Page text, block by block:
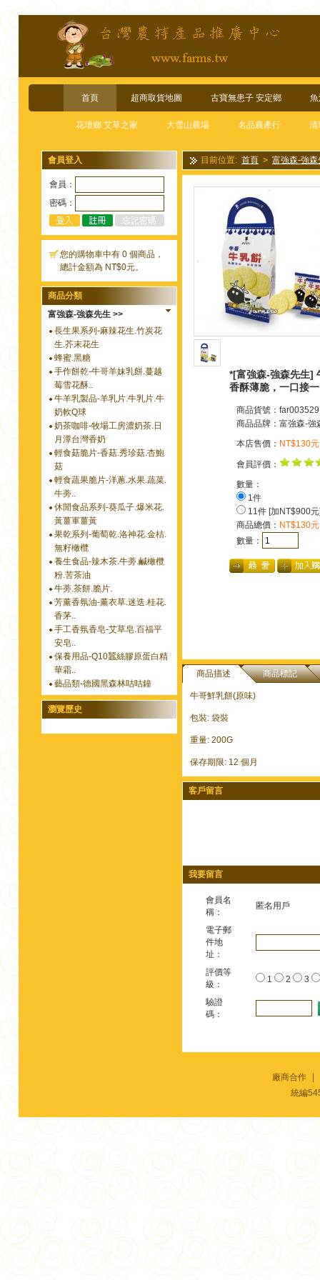
首頁 超商取貨地圖 古寶無患子 安定鄉
花壇鄉 艾草之家 大雪山農場 名品農產行 清
會員登入
會員：
密碼：
您的購物車中有 0 個商品，
總計金額為 NT$0元。
商品分類
富強森-強森先生 >>
長生果系列-麻辣花生.竹炭花
生.芥末花生
蜂蜜.黑糖
手作餅乾-牛哥羊妹乳餅.蔓越
莓雪花酥..
牛羊乳製品-羊乳片.牛乳片.牛
奶軟Q球
奶茶咖啡-牧場工房濃奶茶.日
月潭台灣香奶
輕食菇脆片-香菇.秀珍菇.杏鮑
菇
輕食蔬果脆片-洋蔥.水果.蔬菜.
牛蒡..
休閒食品系列-葵瓜子.爆米花.
黃薑軍薑黃
果乾系列-葡萄乾.洛神花.金桔.
無籽橄欖
養生食品-辣木茶.牛蒡.鹹橄欖
粉.苦茶油
牛蒡.茶餅.脆片.
芳薰香氛油-薰衣草.迷迭.桂花.
香茅..
手工香氛香皂-艾草皂.百福平
安皂..
保養用品-Q10蠶絲膠原蛋白精
華霜..
藝品類-德國黑森林咕咕鐘
瀏覽歷史
目前位置: 首頁 > 富強森-強森
餅)200公克(小)*1盒/~品嘗單
*[富強森-強森先生]
香酥薄脆，一口接
商品貨號：far003529
商品品牌： 富強森-強
本店售價： NT$130元
會員評價：
數量：
1件
11件 [加NT$900
商品總價： NT$130元
數量：
商品描述 商品標記
牛哥鮮乳餅(原味)
包裝: 袋裝
重量: 200G
保存期限: 12 個月
客戶留言
我要留言
會員名
稱：
匿名用戶
電子郵
件地
址：
評價等
級：
1 2 3
驗證
碼：
廠商合作
統編